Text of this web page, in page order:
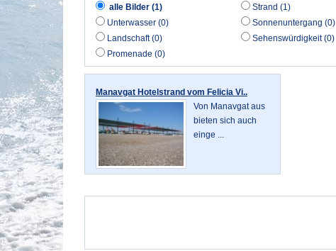
alle Bilder (1) Strand (1)
Unterwasser (0)
Sonnenuntergang (0)
Landschaft (0)
Sehenswürdigkeit (0)
Promenade (0)
Manavgat Hotelstrand vom Felicia Vi..
Von Manavgat aus
bieten sich auch
einge ...